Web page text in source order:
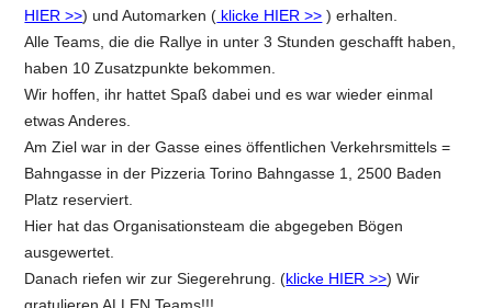
HIER >>) und Automarken ( klicke HIER >> ) erhalten.
Alle Teams, die die Rallye in unter 3 Stunden geschafft haben,
haben 10 Zusatzpunkte bekommen.
Wir hoffen, ihr hattet Spaß dabei und es war wieder einmal
etwas Anderes.
Am Ziel war in der Gasse eines öffentlichen Verkehrsmittels =
Bahngasse in der Pizzeria Torino Bahngasse 1, 2500 Baden
Platz reserviert.
Hier hat das Organisationsteam die abgegeben Bögen
ausgewertet.
Danach riefen wir zur Siegerehrung. (klicke HIER >>) Wir